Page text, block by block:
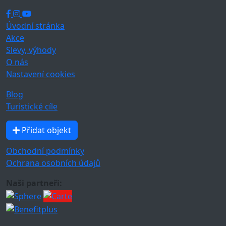
Úvodní stránka
Akce
Slevy, výhody
O nás
Nastavení cookies
Blog
Turistické cíle
Přidat objekt
Obchodní podmínky
Ochrana osobních údajů
Naši partneři: